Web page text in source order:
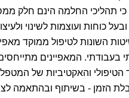
כי תהליכי החלמה הינם חלק
כוחות ועוצמות לשינוי
השונות לטיפול ממוקד
בעבודתי. המאפיינים
הטיפולי והאקטיביות של
הזמן - בשיתוף ובהתאמה